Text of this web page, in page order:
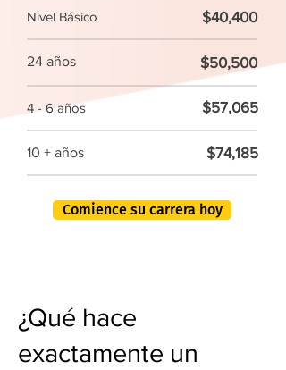
Nivel Básico $40,400
24 años $50,500
4 - 6 años $57,065
10 + años $74,185
Comience su carrera hoy
¿Qué hace
exactamente un